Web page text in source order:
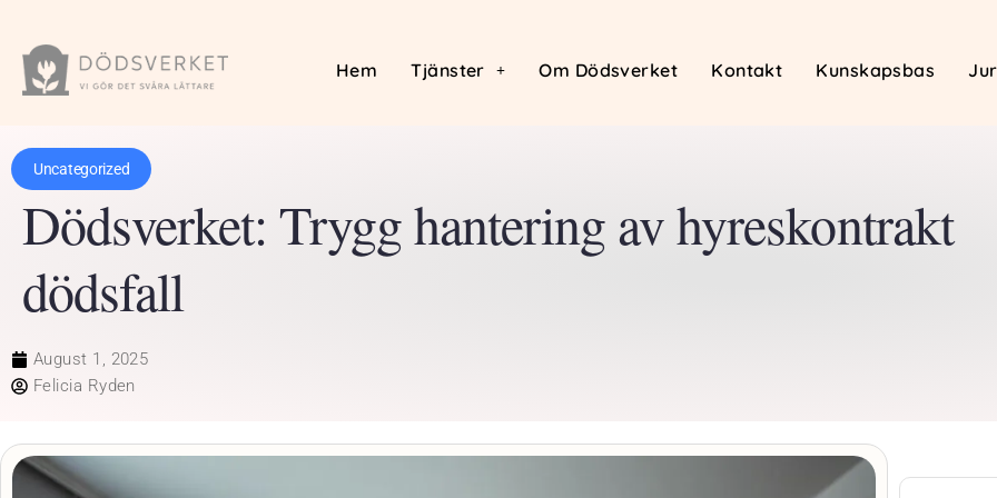
Hem Tjänster Om Dödsverket Kontakt Kunskapsbas
Uncategorized
Dödsverket: Trygg hantering av hyreskontrakt
dödsfall
August 1, 2025
Felicia Ryden